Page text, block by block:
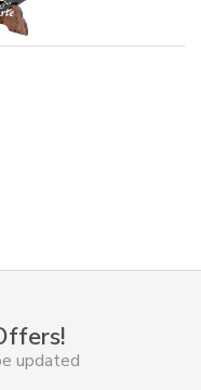
updated